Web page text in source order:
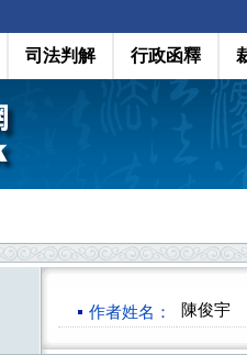
司法判解 行政函釋
作者姓名： 陳俊宇